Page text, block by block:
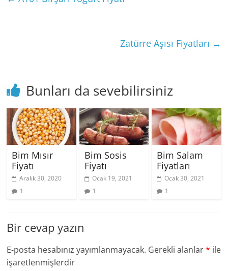
Zatürre Aşısı Fiyatları →
Bunları da sevebilirsiniz
Bim Mısır
Fiyatı
Aralık 30, 2020
1
Bim Sosis
Fiyatı
Ocak 19, 2021
1
Bim Salam
Fiyatları
Ocak 30, 2021
1
Bir cevap yazın
E-posta hesabınız yayımlanmayacak. Gerekli alanlar* ile
işaretlenmişlerdir